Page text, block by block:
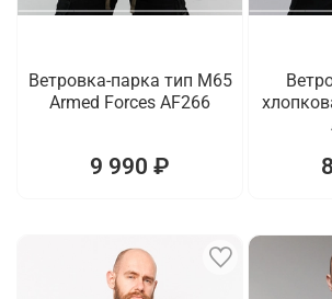
Ветровка-парка тип M65
Armed Forces AF266
9 990 ₽